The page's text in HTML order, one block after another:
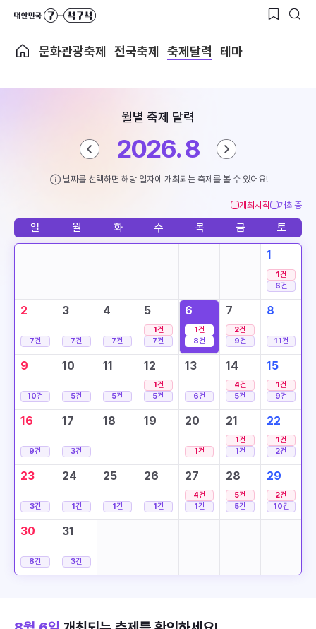
문화관광축제 전국축제 축제달력 테마
월별 축제 달력
2026. 8
날짜를 선택하면 해당 일자에 개최되는 축제를 볼 수 있어요!
개최시작 개최중
일 월 화 수 목 금 토
1
1건
6건
2
7건
3
7건
4
7건
5
1건
7건
6
1건
8건
7
2건
9건
8
11건
9
10건
10
5건
11
5건
12
1건
5건
13
6건
14
4건
5건
15
1건
9건
16
9건
17
3건
18 19 20
1건
21
1건
1건
22
1건
2건
23
3건
24
1건
25
1건
26
1건
27
4건
1건
28
5건
5건
29
2건
10건
30
8건
31
3건